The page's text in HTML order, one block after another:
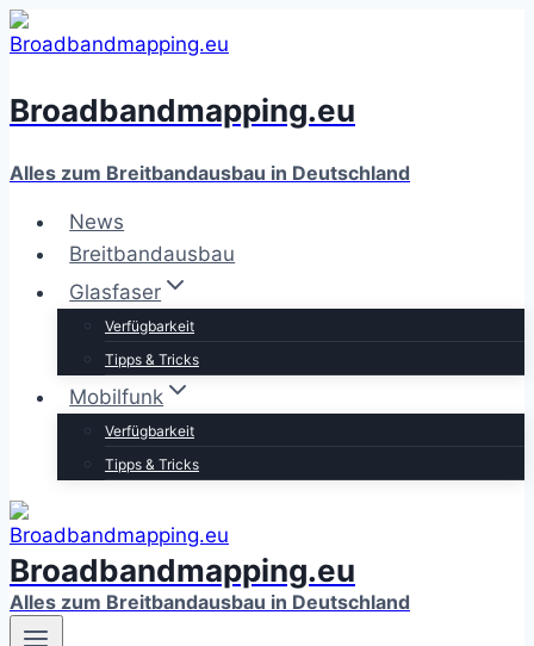
Zum
Inhalt
Broadbandmapping.eu
Alles zum Breitbandausbau in Deutschland
News
Breitbandausbau
Glasfaser
Verfügbarkeit
Tipps & Tricks
Mobilfunk
Verfügbarkeit
Tipps & Tricks
Broadbandmapping.eu
Alles zum Breitbandausbau in Deutschland